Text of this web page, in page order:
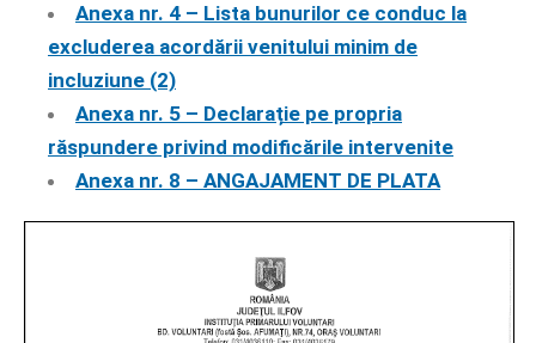
Anexa nr. 4 – Lista bunurilor ce conduc la
excluderea acordării venitului minim de
incluziune (2)
Anexa nr. 5 – Declarație pe propria
răspundere privind modificările intervenite
Anexa nr. 8 – ANGAJAMENT DE PLATA